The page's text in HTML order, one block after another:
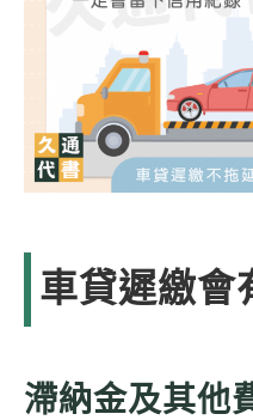
車貸遲繳會
滯納金及其他